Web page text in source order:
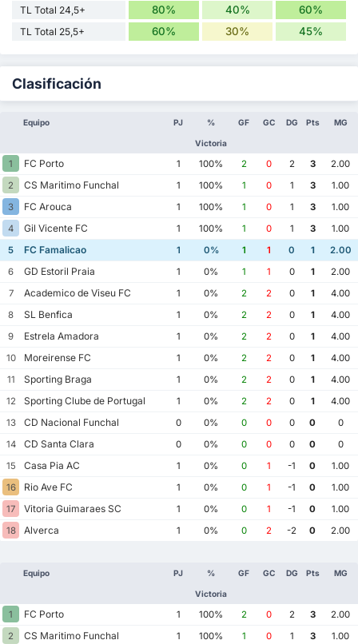
TL Total 24,5+ 80% 40% 60%
TL Total 25,5+ 60% 30% 45%
Clasificación
Equipo PJ %
Victoria
GF GC DG Pts MG
1 FC Porto 1 100% 2 0 2 3
2.00
2
CS Maritimo Funchal 1 100% 1 0 1 3
1.00
3
FC Arouca 1 100% 1 0 1 3
1.00
4
Gil Vicente FC 1 100% 1 0 1 3
1.00
5
FC Famalicao 1 0% 1 1 0 1
2.00
6
GD Estoril Praia 1 0% 1 1 0 1
2.00
7
Academico de Viseu FC 1 0% 2 2 0 1
4.00
8
SL Benfica 1 0% 2 2 0 1
4.00
9
Estrela Amadora 1 0% 2 2 0 1
4.00
10
Moreirense FC 1 0% 2 2 0 1
4.00
11
Sporting Braga 1 0% 2 2 0 1
4.00
12
Sporting Clube de Portugal 1 0% 2 2 0 1
4.00
13
CD Nacional Funchal 0 0% 0 0 0 0
0
14
CD Santa Clara 0 0% 0 0 0 0
0
15
Casa Pia AC 1 0% 0 1 -1 0
1.00
16
Rio Ave FC 1 0% 0 1 -1 0
1.00
17
Vitoria Guimaraes SC 1 0% 0 1 -1 0
1.00
18
Alverca 1 0% 0 2 -2 0 2.00
Equipo PJ %
Victoria
GF GC DG Pts MG
1 FC Porto 1 100% 2 0 2 3
2.00
2
CS Maritimo Funchal 1 100% 1 0 1 3
1.00